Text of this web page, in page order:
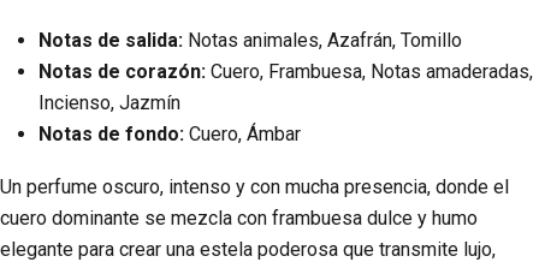
Notas de salida: Notas animales, Azafrán, Tomillo
Notas de corazón: Cuero, Frambuesa, Notas amaderadas,
Incienso, Jazmín
Notas de fondo: Cuero, Ámbar
Un perfume oscuro, intenso y con mucha presencia, donde el
cuero dominante se mezcla con frambuesa dulce y humo
elegante para crear una estela poderosa que transmite lujo,